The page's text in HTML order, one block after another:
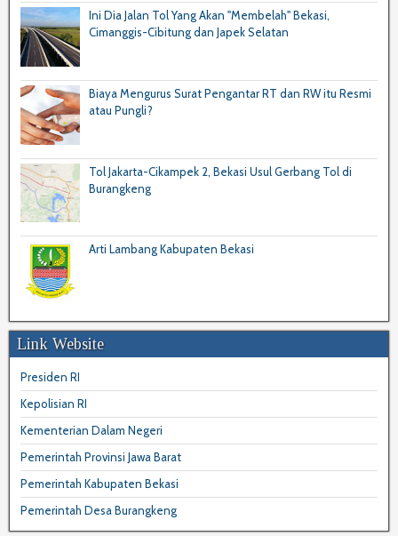
Ini Dia Jalan Tol Yang Akan "Membelah" Bekasi,
Cimanggis-Cibitung dan Japek Selatan
Biaya Mengurus Surat Pengantar RT dan RW itu Resmi
atau Pungli?
Tol Jakarta-Cikampek 2, Bekasi Usul Gerbang Tol di
Burangkeng
Arti Lambang Kabupaten Bekasi
Link Website
Presiden RI
Kepolisian RI
Kementerian Dalam Negeri
Pemerintah Provinsi Jawa Barat
Pemerintah Kabupaten Bekasi
Pemerintah Desa Burangkeng